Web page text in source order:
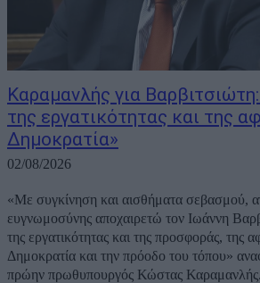
Καραμανλής για
της εργατικότητας και της
Δημοκρατία»
02/08/2026
«Με συγκίνηση και αισθήματα σεβασμού,
ευγνωμοσύνης αποχαιρετώ τον Ιωάννη
της εργατικότητας και της προσφοράς, της
Δημοκρατία και την πρόοδο του τόπου»
πρώην πρωθυπουργός Κώστας Καραμανλής.